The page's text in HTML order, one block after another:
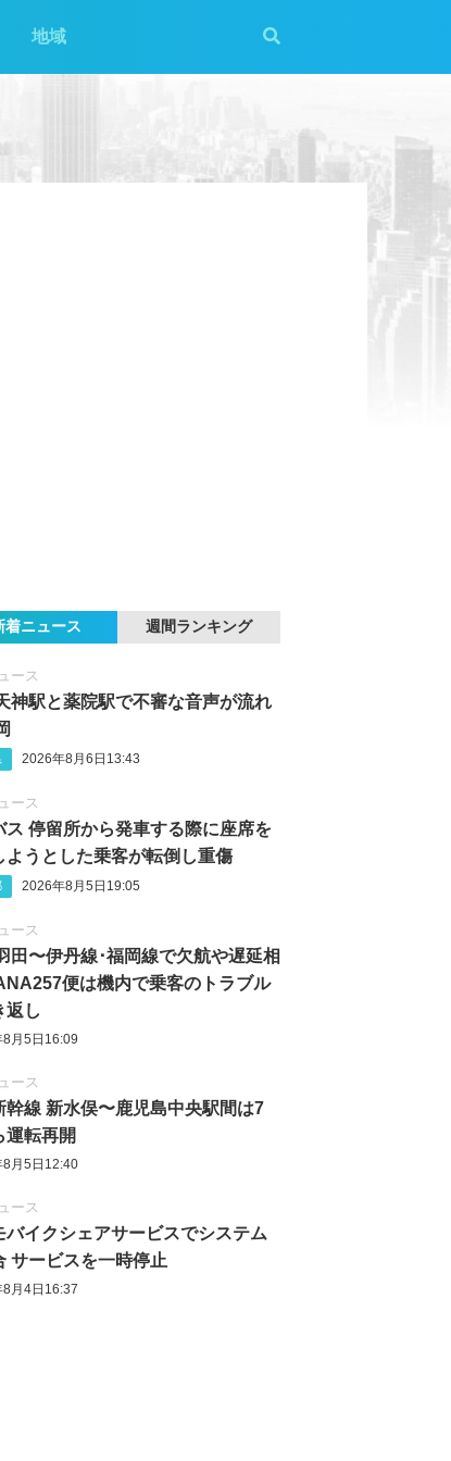
地域
着ニュース 週間ランキング
ース
神駅と薬院駅で不審な音声が流れ
2026年8月6日13:43
ース
ス 停留所から発車する際に座席を
ようとした乗客が転倒し重傷
2026年8月5日19:05
ース
田〜伊丹線･福岡線で欠航や遅延相
便は機内で乗客のトラブル
返し
月5日16:09
ース
幹線 新水俣〜鹿児島中央駅間は7
運転再開
月5日12:40
ース
バイクシェアサービスでシステム
サービスを一時停止
月4日16:37